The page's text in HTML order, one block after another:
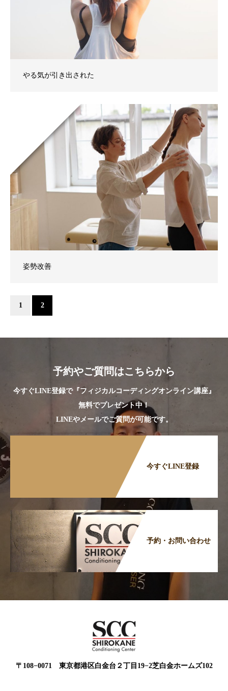
やる気が引き出された
姿勢改善
1 2
予約やご質問はこちらから
今すぐLINE登録で『フィジカルコーディングオンライン講座』
無料でプレゼント中！
LINEやメールでご質問が可能です。
今すぐLINE登録
予約・お問い合わせ
〒108−0071 東京都港区白金台２丁目19−2芝白金ホームズ102